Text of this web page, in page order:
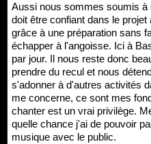
Aussi nous sommes soumis
doit être confiant dans le
grâce à une préparation sans
échapper à l'angoisse. Ici à
par jour. Il nous reste donc
prendre du recul et nous
s'adonner à d'autres activités
me concerne, ce sont mes
chanter est un vrai privilège.
quelle chance j'ai de pouvoir
musique avec le public.